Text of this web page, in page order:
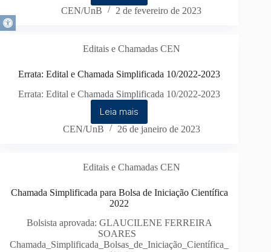
Abrir a barra de ferramentas
CEN/UnB 2 de fevereiro de 2023
Editais e Chamadas CEN
Errata: Edital e Chamada Simplificada 10/2022-2023
Errata: Edital e Chamada Simplificada 10/2022-2023
Leia mais
CEN/UnB 26 de janeiro de 2023
Editais e Chamadas CEN
Chamada Simplificada para Bolsa de Iniciação Científica
2022
Bolsista aprovada: GLAUCILENE FERREIRA
SOARES
Chamada_Simplificada_Bolsas_de_Iniciação_Científica_